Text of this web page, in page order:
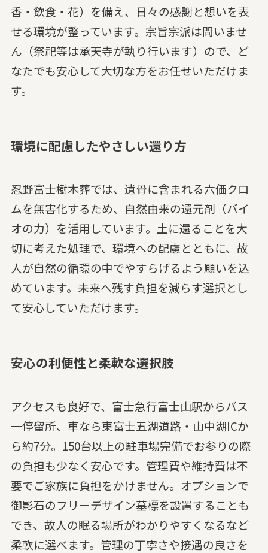
香・飲食・花）を備え、日々の感謝と想いを表
せる環境が整っています。宗旨宗派は問いませ
ん（祭祀等は承天寺が執り行います）ので、ど
なたでも安心して大切な方をお任せいただけま
す。
環境に配慮したやさしい還り方
忍野富士樹木葬では、遺骨に含まれる六価クロ
ムを無害化するため、自然由来の還元剤（バイ
オの力）を活用しています。土に還ることを大
切に考えた処理で、環境への配慮とともに、故
人が自然の循環の中でやすらげるよう願いを込
めています。未来へ残す負担を減らす選択とし
て安心していただけます。
安心の利便性と柔軟な選択肢
アクセスも良好で、富士急行富士山駅からバス
一停留所、車なら東富士五湖道路・山中湖ICか
ら約7分。150台以上の駐車場完備でお参りの際
の負担も少なく安心です。管理費や維持費は不
要でご家族に負担をかけません。オプションで
御影石のフリーデザイン墓標を設置することも
でき、故人の眠る場所がわかりやすくなるなど
柔軟に選べます。管理の丁寧さや接遇の良さを